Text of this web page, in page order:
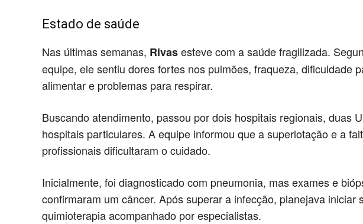
Estado de saúde
Nas últimas semanas, Rivasesteve com a saúde fragilizada.
equipe, ele sentiu dores fortes nos pulmões, fraqueza, dificuldade
alimentar e problemas para respirar.
Buscando atendimento, passou por dois hospitais regionais, duas
hospitais particulares. A equipe informou que a superlotação e a
profissionais dificultaram o cuidado.
Inicialmente, foi diagnosticado com pneumonia, mas exames e
confirmaram um câncer. Após superar a infecção, planejava iniciar
quimioterapia acompanhado por especialistas.